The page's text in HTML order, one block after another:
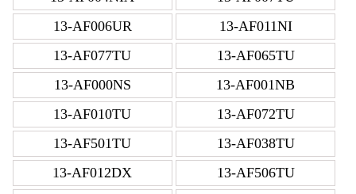
13-AF006UR
13-AF011NI
13-AF077TU
13-AF065TU
13-AF000NS
13-AF001NB
13-AF010TU
13-AF072TU
13-AF501TU
13-AF038TU
13-AF012DX
13-AF506TU